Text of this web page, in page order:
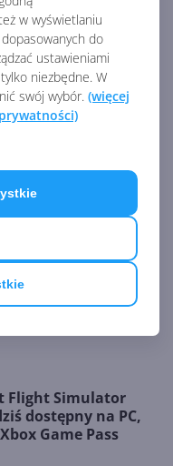
w wyświetlaniu
do
ustawieniami
niezbędne. W
swój wybór. (więcej
Gaming pozwala
własne gry
Xbox zostaną
2: Heart of
od dziś w Xbox
Flight Simulator
dostępny na PC,
Game Pass